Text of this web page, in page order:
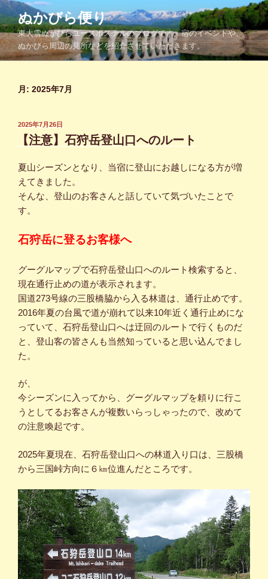
コ
ン
テ
ン
ツ
ぬかびら便り
東大雪ぬかびらユースホステルのブログです。宿のイベントや、
ぬかびら周辺の見所などを紹介させていただきます。
月: 2025年7月
投
日:
2025年7月26日
【注意】石狩岳登山口へのルート
夏山シーズンとなり、当宿に登山にお越しになる方が増
えてきました。
そんな、登山のお客さんと話していて気づいたことで
す。
石狩岳に登るお客様へ
グーグルマップで石狩岳登山口へのルート検索すると、
現在通行止めの道が表示されます。
国道273号線の三股橋脇から入る林道は、通行止めです。
2016年夏の台風で道が崩れて以来10年近く通行止めにな
っていて、石狩岳登山口へは迂回のルートで行くものだ
と、登山客の皆さんも当然知っていると思い込んでまし
た。
が、
今シーズンに入ってから、グーグルマップを頼りに行こ
うとしてるお客さんが複数いらっしゃったので、改めて
の注意喚起です。
2025年夏現在、石狩岳登山口への林道入り口は、三股橋
から三国峠方向に６㎞位進んだところです。